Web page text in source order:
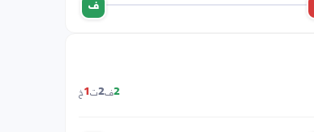
ف
2ف2ت 1خ